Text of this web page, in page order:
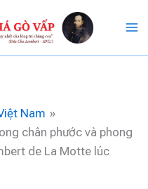
Nam
chân phước và phong
de La Motte lúc